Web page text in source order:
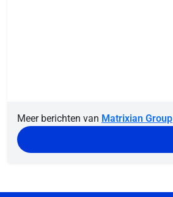
Meer berichten van Matrixian Group